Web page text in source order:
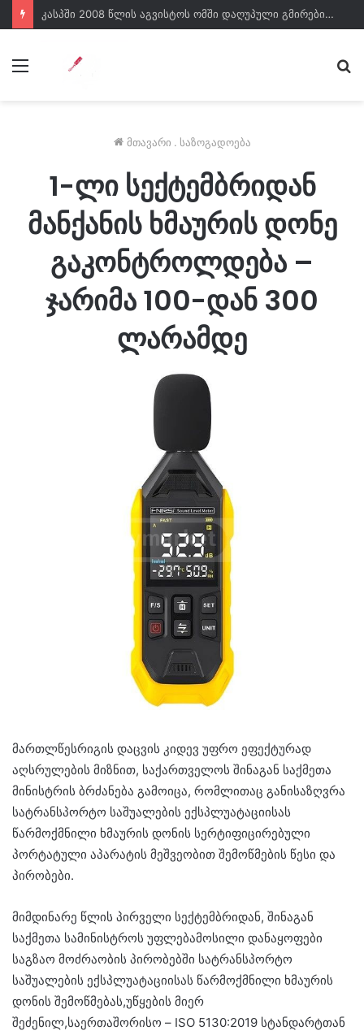
კასპში 2008 წლის აგვისტოს ომში დაღუპული გმირები გაიხსენეს
მენიუ
მთავარი . საზოგადოება
1-ლი სექტემბრიდან
მანქანის ხმაურის დონე
გაკონტროლდება –
ჯარიმა 100-დან 300
ლარამდე
მართლწესრიგის დაცვის კიდევ უფრო ეფექტურად
აღსრულების მიზნით, საქართველოს შინაგან საქმეთა
მინისტრის ბრძანება გამოიცა, რომლითაც განისაზღვრა
სატრანსპორტო საშუალების ექსპლუატაციისას
წარმოქმნილი ხმაურის დონის სერტიფიცირებული
პორტატული აპარატის მეშვეობით შემოწმების წესი და
პირობები.
მიმდინარე წლის პირველი სექტემბრიდან, შინაგან
საქმეთა სამინისტროს უფლებამოსილი დანაყოფები
საგზაო მოძრაობის პირობებში სატრანსპორტო
საშუალების ექსპლუატაციისას წარმოქმნილი ხმაურის
დონის შემოწმებას,უწყების მიერ
შეძენილ,საერთაშორისო – ISO 5130:2019 სტანდარტთან